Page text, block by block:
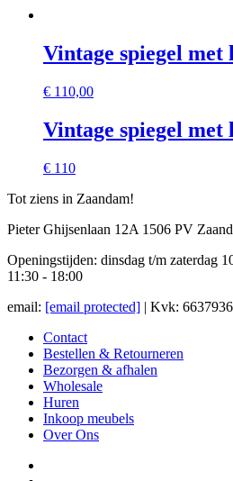
Vintage spiegel met
€ 110,00
Vintage spiegel met
€ 110
Tot ziens in Zaandam!
Pieter Ghijsenlaan 12A 1506 PV
Openingstijden: dinsdag t/m zaterdag
11:30 - 18:00
email: [email protected] | Kvk:
Contact
Bestellen & Retourneren
Bezorgen & afhalen
Wholesale
Huren
Inkoop meubels
Over Ons